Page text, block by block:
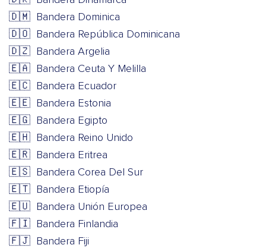
🇩🇲 Bandera Dominica
🇩🇴 Bandera República Dominicana
🇩🇿 Bandera Argelia
🇪🇦 Bandera Ceuta Y Melilla
🇪🇨 Bandera Ecuador
🇪🇪 Bandera Estonia
🇪🇬 Bandera Egipto
🇪🇭 Bandera Reino Unido
🇪🇷 Bandera Eritrea
🇪🇸 Bandera Corea Del Sur
🇪🇹 Bandera Etiopía
🇪🇺 Bandera Unión Europea
🇫🇮 Bandera Finlandia
🇫🇯 Bandera Fiji